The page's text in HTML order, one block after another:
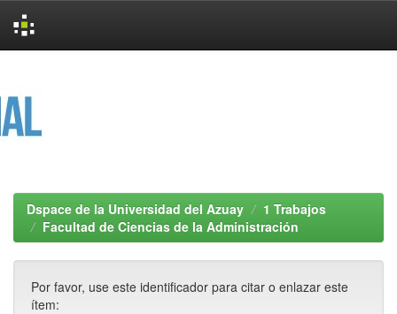
Dspace de la Universidad del Azuay
1 Trabajos
Facultad de Ciencias de la Administración
Por favor, use este identificador para citar o enlazar este
ítem: